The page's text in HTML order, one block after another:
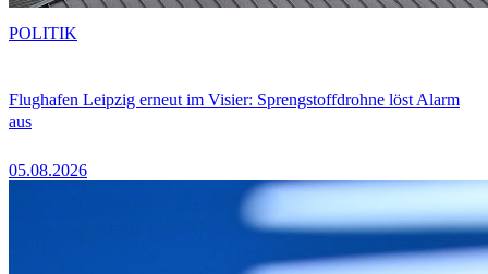
Flughafen Leipzig erneut im Visier: Sprengstoffdrohne löst Alarm
aus
05.08.2026
POLITIK